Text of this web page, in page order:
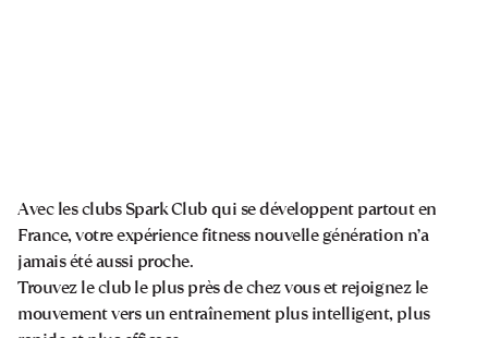
Avec les clubs Spark Club qui se développent partout en
France, votre expérience fitness nouvelle génération n’a
jamais été aussi proche.
Trouvez le club le plus près de chez vous et rejoignez le
mouvement vers un entraînement plus intelligent, plus